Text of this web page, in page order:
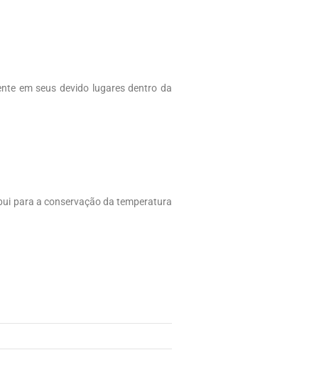
em seus devido lugares dentro da
para a conservação da temperatura